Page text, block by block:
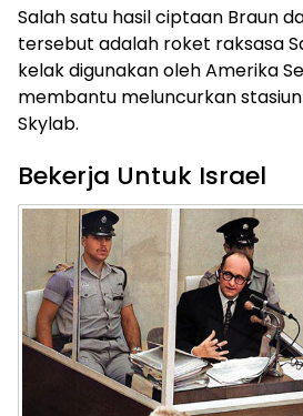
Salah satu hasil ciptaan Braun
tersebut adalah roket raksasa
kelak digunakan oleh Amerika
membantu meluncurkan
Skylab.
Bekerja Untuk Israel